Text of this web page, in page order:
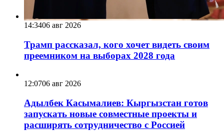
14:3406 авг 2026
Трамп рассказал, кого хочет видеть своим
преемником на выборах 2028 года
12:0706 авг 2026
Адылбек Касымалиев: Кыргызстан готов
запускать новые совместные проекты и
расширять сотрудничество с Россией